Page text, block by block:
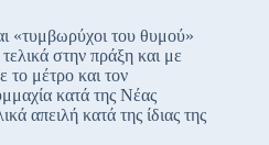
«τυμβωρύχοι του θυμού»
στην πράξη και με
το μέτρο και τον
κατά της Νέας
απειλή κατά της ίδιας της